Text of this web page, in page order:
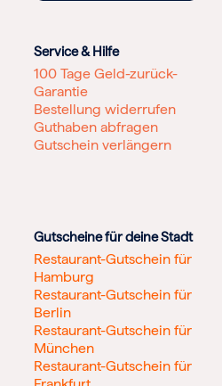
Service & Hilfe
100 Tage Geld-zurück-
Garantie
Bestellung widerrufen
Guthaben abfragen
Gutschein verlängern
Gutscheine für deine Stadt
Restaurant-Gutschein für
Hamburg
Restaurant-Gutschein für
Berlin
Restaurant-Gutschein für
München
Restaurant-Gutschein für